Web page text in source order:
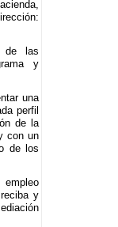
de las
y
una
perfil
de la
con un
de los
y